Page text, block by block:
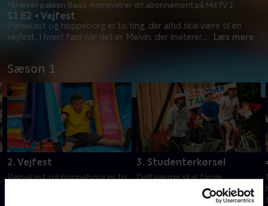
S1:E2 • Vejfest
Pølsekast og hoppeborg er to ting, der altid skal være til en
vejfest. I hvert fald når det er Melvin, der inviterer.... Læs mere
*Kræver pakken Basis. Administrer dit abonnement på Mit TV 2.
Sæson 1
2. Vejfest
Pølsekast og hoppeborg er to
3. Studenterkørsel
Deltagerne skal fange
studenterhuer og dernæst ud i
en gådefuld version af den